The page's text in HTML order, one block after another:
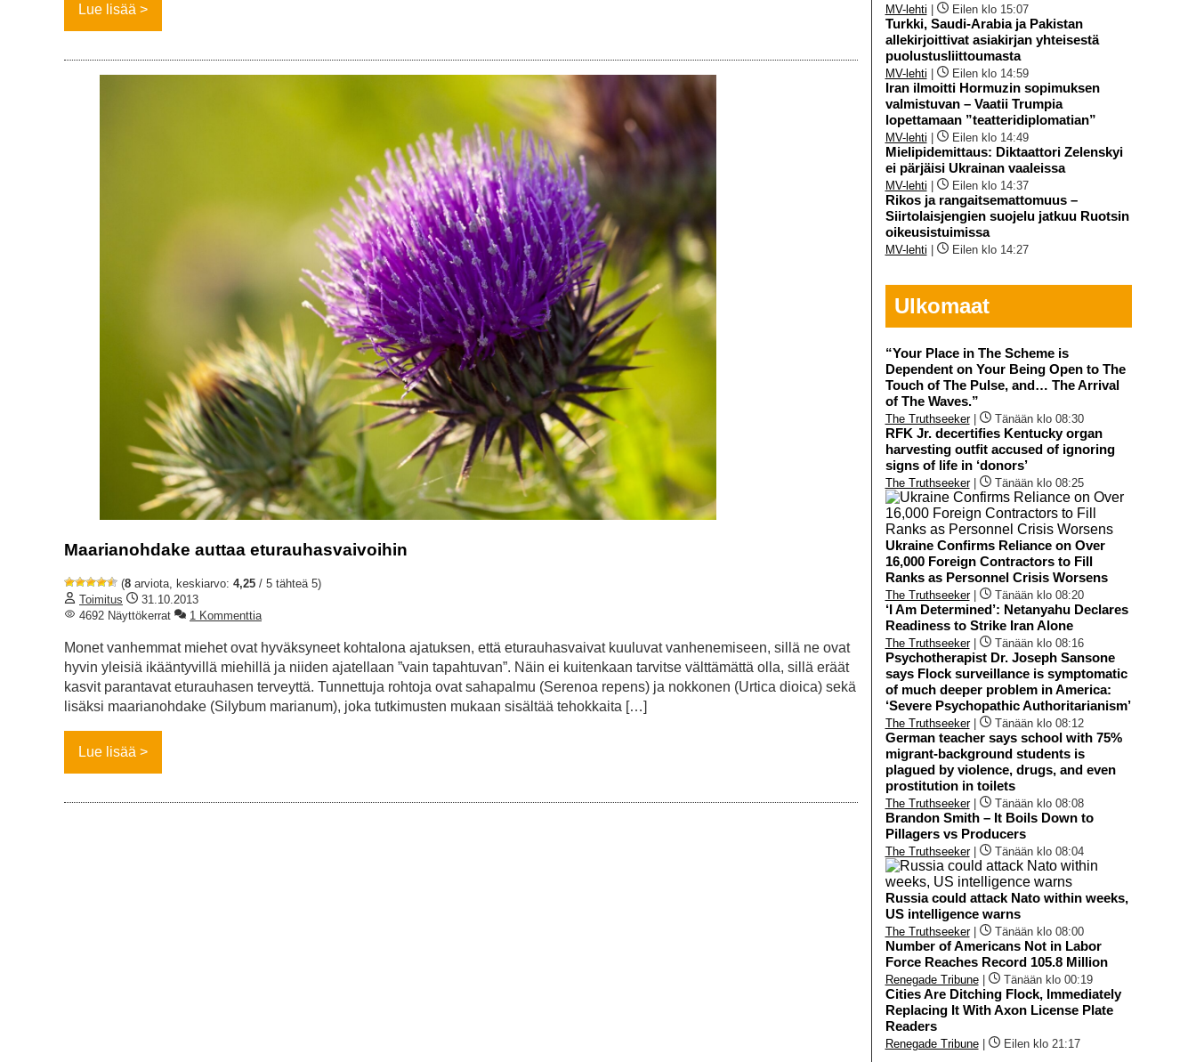
Lue lisää
Maarianohdake auttaa eturauhasvaivoihin
(8 arviota, keskiarvo: 4,25 / 5 tähteä 5)
Toimitus
31.10.2013
4692 Näyttökerrat
1 Kommenttia
Monet vanhemmat miehet ovat hyväksyneet kohtalona ajatuksen, että eturauhasvaivat kuuluvat vanhenemiseen, sillä ne ovat
hyvin yleisiä ikääntyvillä miehillä ja niiden ajatellaan ”vain tapahtuvan”. Näin ei kuitenkaan tarvitse välttämättä olla, sillä eräät
kasvit parantavat eturauhasen terveyttä. Tunnettuja rohtoja ovat sahapalmu (Serenoa repens) ja nokkonen (Urtica dioica) sekä
lisäksi maarianohdake (Silybum marianum), joka tutkimusten mukaan sisältää tehokkaita […]
Lue lisää
MV-lehti Eilen klo 15:07
Turkki, Saudi-Arabia ja Pakistan
allekirjoittivat asiakirjan yhteisestä
puolustusliittoumasta
MV-lehti Eilen klo 14:59
Iran ilmoitti Hormuzin sopimuksen
valmistuvan – Vaatii Trumpia
lopettamaan ”teatteridiplomatian”
MV-lehti Eilen klo 14:49
Mielipidemittaus: Diktaattori Zelenskyi
ei pärjäisi Ukrainan vaaleissa
MV-lehti Eilen klo 14:37
Rikos ja rangaitsemattomuus –
Siirtolaisjengien suojelu jatkuu Ruotsin
oikeusistuimissa
MV-lehti Eilen klo 14:27
Ulkomaat
“Your Place in The Scheme is
Dependent on Your Being Open to The
Touch of The Pulse, and… The Arrival
of The Waves.”
The Truthseeker| Tänään klo 08:30
RFK Jr. decertifies Kentucky organ
harvesting outfit accused of ignoring
signs of life in ‘donors’
The Truthseeker| Tänään klo 08:25
Ukraine Confirms Reliance on Over
16,000 Foreign Contractors to Fill
Ranks as Personnel Crisis Worsens
The Truthseeker| Tänään klo 08:20
‘I Am Determined’: Netanyahu Declares
Readiness to Strike Iran Alone
The Truthseeker| Tänään klo 08:16
Psychotherapist Dr. Joseph Sansone
says Flock surveillance is symptomatic
of much deeper problem in America:
‘Severe Psychopathic Authoritarianism’
The Truthseeker| Tänään klo 08:12
German teacher says school with 75%
migrant-background students is
plagued by violence, drugs, and even
prostitution in toilets
The Truthseeker| Tänään klo 08:08
Brandon Smith – It Boils Down to
Pillagers vs Producers
The Truthseeker| Tänään klo 08:04
Russia could attack Nato within weeks,
US intelligence warns
The Truthseeker| Tänään klo 08:00
Number of Americans Not in Labor
Force Reaches Record 105.8 Million
Renegade Tribune| Tänään klo 00:19
Cities Are Ditching Flock, Immediately
Replacing It With Axon License Plate
Readers
Renegade Tribune| Eilen klo 21:17